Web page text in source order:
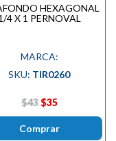
HEXAGONAL
4 X 1 PERNOVAL
MARCA:
SKU: TIR0260
$43 $35
Comprar